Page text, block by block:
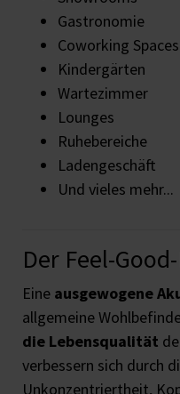
Gastronomie
Coworking Spaces
Kindergärten
Wartezimmer
Lounges
Ruhebereiche
Ladengeschäft
Und vieles mehr...
Der Feel-
Eine ausgewogene
allgemeine
die Lebensqualität
verbessern sich durch
Unkonzentriertheit,